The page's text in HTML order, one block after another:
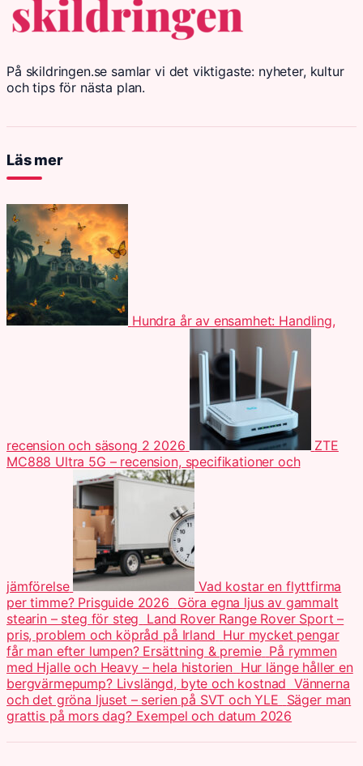
På skildringen.se samlar vi det viktigaste: nyheter, kultur
och tips för nästa plan.
Läs mer
Hundra år av ensamhet: Handling,
recension och säsong 2 2026
ZTE
MC888 Ultra 5G – recension, specifikationer och
jämförelse
Vad kostar en flyttfirma
per timme? Prisguide 2026 Göra egna ljus av gammalt
stearin – steg för steg Land Rover Range Rover Sport –
pris, problem och köpråd på Irland Hur mycket pengar
får man efter lumpen? Ersättning & premie På rymmen
med Hjalle och Heavy – hela historien Hur länge håller en
bergvärmepump? Livslängd, byte och kostnad Vännerna
och det gröna ljuset – serien på SVT och YLE Säger man
grattis på mors dag? Exempel och datum 2026